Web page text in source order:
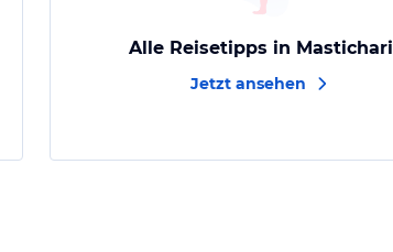
Alle Reisetipps in Mastichari
Jetzt ansehen